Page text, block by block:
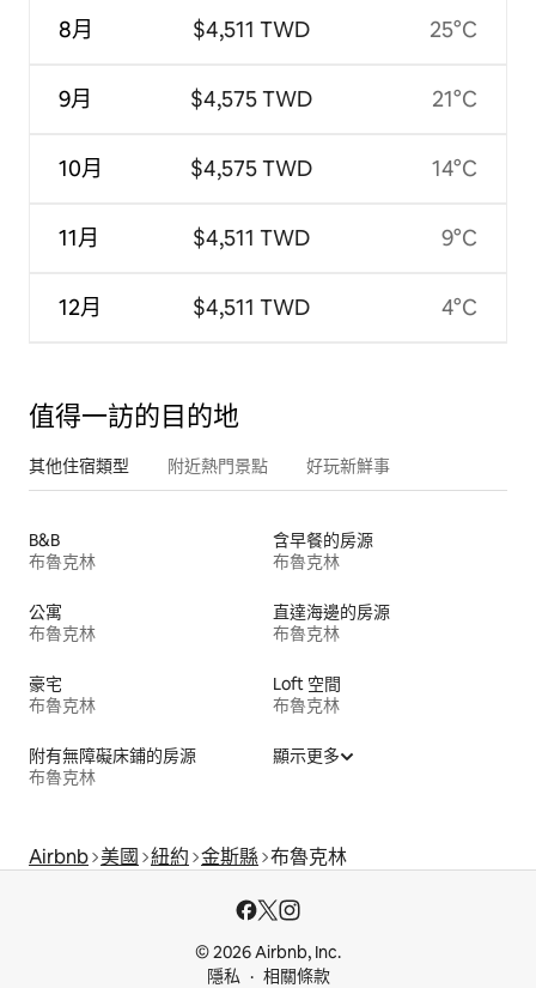
8月
9月
10月
11月
12月
$4,511 TWD
$4,575 TWD
$4,575 TWD
$4,511 TWD
$4,511 TWD
25°C
21°C
14°C
9°C
4°C
值得一訪的目的地
其他住宿類型 附近熱門景點 好玩新鮮事
B&B
布魯克林
含早餐的房源
布魯克林
公寓
布魯克林
直達海邊的房源
布魯克林
豪宅
布魯克林
Loft 空間
布魯克林
附有無障礙床鋪的房源
布魯克林
顯示更多
Airbnb 美國 紐約 金斯縣 布魯克林
© 2026 Airbnb, Inc.
隱私
相關條款